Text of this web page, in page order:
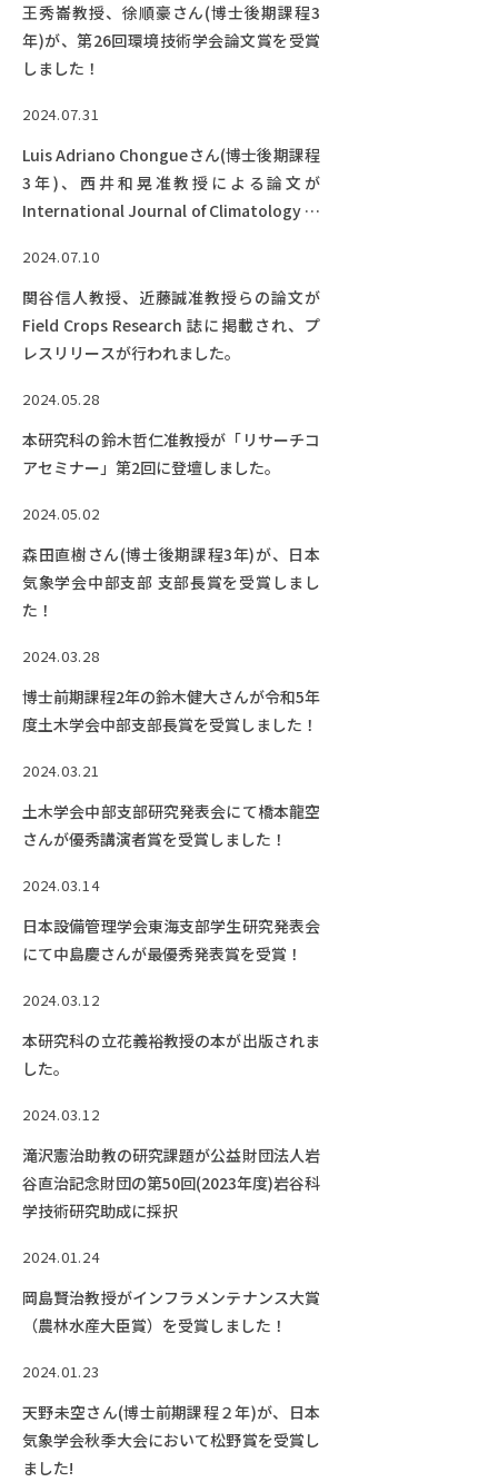
王秀崙教授、徐順豪さん(博士後期課程3
年)が、第26回環境技術学会論文賞を受賞
しました！
2024.07.31
Luis Adriano Chongueさん(博士後期課程
3年)、西井和晃准教授による論文が
International Journal of Climatology に
2024.07.10
関谷信人教授、近藤誠准教授らの論文が
Field Crops Research 誌に掲載され、プ
レスリリースが行われました。
2024.05.28
本研究科の鈴木哲仁准教授が「リサーチコ
アセミナー」第2回に登壇しました。
2024.05.02
森田直樹さん(博士後期課程3年)が、日本
気象学会中部支部 支部長賞を受賞しまし
た！
2024.03.28
博士前期課程2年の鈴木健大さんが令和5年
度土木学会中部支部長賞を受賞しました！
2024.03.21
土木学会中部支部研究発表会にて橋本龍空
さんが優秀講演者賞を受賞しました！
2024.03.14
日本設備管理学会東海支部学生研究発表会
にて中島慶さんが最優秀発表賞を受賞！
2024.03.12
本研究科の立花義裕教授の本が出版されま
した。
2024.03.12
滝沢憲治助教の研究課題が公益財団法人岩
谷直治記念財団の第50回(2023年度)岩谷科
学技術研究助成に採択
2024.01.24
岡島賢治教授がインフラメンテナンス大賞
（農林水産大臣賞）を受賞しました！
2024.01.23
天野未空さん(博士前期課程２年)が、日本
気象学会秋季大会において松野賞を受賞し
ました!